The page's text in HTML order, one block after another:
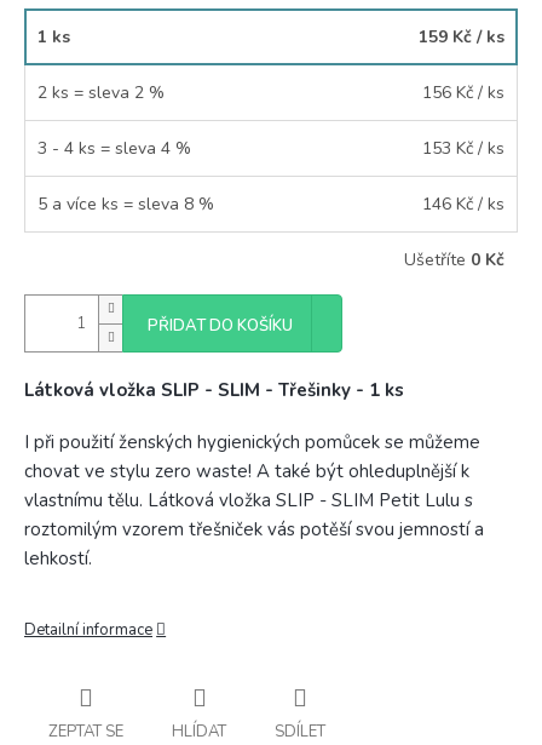
1 ks 159 Kč / ks
2 ks = sleva 2 % 156 Kč / ks
3 - 4 ks = sleva 4 % 153 Kč / ks
5 a více ks = sleva 8 % 146 Kč / ks
Ušetříte 0 Kč
PŘIDAT DO KOŠÍKU
Látková vložka SLIP - SLIM - Třešinky - 1 ks
I při použití ženských hygienických pomůcek se můžeme
chovat ve stylu zero waste! A také být ohleduplnější k
vlastnímu tělu. Látková vložka SLIP - SLIM Petit Lulu s
roztomilým vzorem třešniček vás potěší svou jemností a
lehkostí.
Detailní informace
ZEPTAT SE HLÍDAT SDÍLET